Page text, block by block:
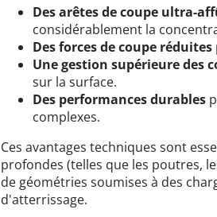
Des arêtes de coupe ultra-
considérablement la
Des forces de coupe réduites
Une gestion supérieure des
sur la surface.
Des performances durables
complexes.
Ces avantages techniques sont
profondes (telles que les poutres,
de géométries soumises à des
d'atterrissage.